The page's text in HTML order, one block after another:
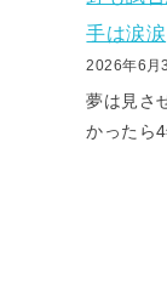
手は涙涙
2026年6月
夢は見さ
かったら